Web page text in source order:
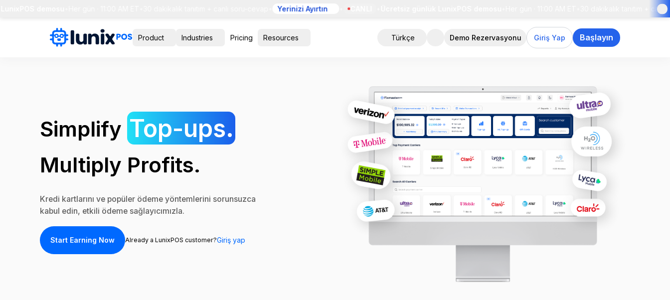
Yerinizi Ayırtın • CANLI 30 dakikalık tanıtım + canlı
Product Industries Pricing Resources Türkçe Demo Rezervasyonu Giriş Yap Başlayın
Simplify Top-ups.
Multiply Profits.
Kredi kartlarını ve popüler ödeme yöntemlerini sorunsuzca
kabul edin, etkili ödeme sağlayıcımızla.
Start Earning Now Already a LunixPOS customer?Giriş yap